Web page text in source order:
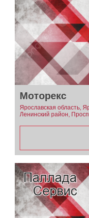
Моторекс
Ярославская область,
Ленинский район,